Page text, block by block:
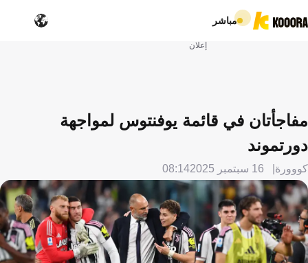
مباشر
إعلان
مفاجأتان في قائمة يوفنتوس لمواجهة
دورتموند
كووورة 16 سبتمبر 2025 08:14